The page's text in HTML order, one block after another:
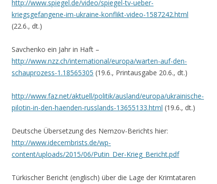
http://www.spiegel.de/video/spiegel-tv-ueber-
kriegsgefangene-im-ukraine-konflikt-video-1587242.html
(22.6., dt.)
Savchenko ein Jahr in Haft –
http://www.nzz.ch/international/europa/warten-auf-den-
schauprozess-1.18565305 (19.6., Printausgabe 20.6., dt.)
http://www.faz.net/aktuell/politik/ausland/europa/ukrainische-
pilotin-in-den-haenden-russlands-13655133.html (19.6., dt.)
Deutsche Übersetzung des Nemzov-Berichts hier:
http://www.idecembrists.de/wp-
content/uploads/2015/06/Putin_Der-Krieg_Bericht.pdf
Türkischer Bericht (englisch) über die Lage der Krimtataren